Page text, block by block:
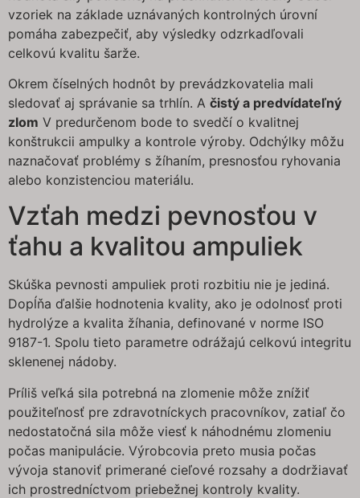
vzoriek na základe uznávaných kontrolných úrovní
pomáha zabezpečiť, aby výsledky odzrkadľovali
celkovú kvalitu šarže.
Okrem číselných hodnôt by prevádzkovatelia mali
sledovať aj správanie sa trhlín. A čistý a predvídateľný
zlom V predurčenom bode to svedčí o kvalitnej
konštrukcii ampulky a kontrole výroby. Odchýlky môžu
naznačovať problémy s žíhaním, presnosťou ryhovania
alebo konzistenciou materiálu.
Vzťah medzi pevnosťou v
ťahu a kvalitou ampuliek
Skúška pevnosti ampuliek proti rozbitiu nie je jediná.
Dopĺňa ďalšie hodnotenia kvality, ako je odolnosť proti
hydrolýze a kvalita žíhania, definované v norme ISO
9187-1. Spolu tieto parametre odrážajú celkovú integritu
sklenenej nádoby.
Príliš veľká sila potrebná na zlomenie môže znížiť
použiteľnosť pre zdravotníckych pracovníkov, zatiaľ čo
nedostatočná sila môže viesť k náhodnému zlomeniu
počas manipulácie. Výrobcovia preto musia počas
vývoja stanoviť primerané cieľové rozsahy a dodržiavať
ich prostredníctvom priebežnej kontroly kvality.